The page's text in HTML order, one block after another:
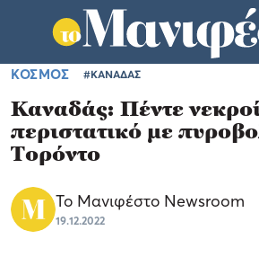
ΚΟΣΜΟΣ #ΚΑΝΑΔΑΣ
Καναδάς: Πέντε
περιστατικό με
Τορόντο
Το Μανιφέστο Newsroom
19.12.2022